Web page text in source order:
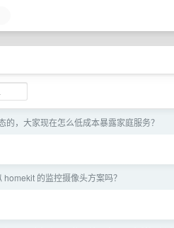
的，大家现在怎么低成本暴露家庭服务？
的监控摄像头方案吗？